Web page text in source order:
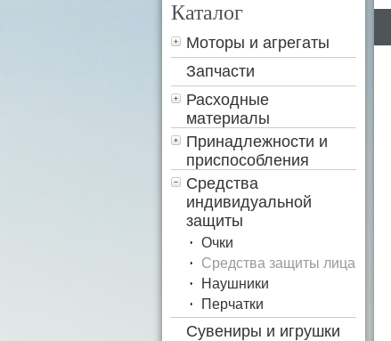
Каталог
Моторы и агрегаты
Запчасти
Расходные
материалы
Принадлежности и
приспособления
Средства
индивидуальной
защиты
Очки
Средства защиты лица
Наушники
Перчатки
Сувениры и игрушки